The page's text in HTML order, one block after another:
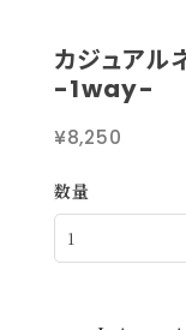
カジュアル
-1way-
¥8,250
数量